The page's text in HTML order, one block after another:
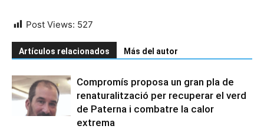
Post Views: 527
Artículos relacionados Más del autor
Compromís proposa un gran pla de
renaturalització per recuperar el verd
de Paterna i combatre la calor
extrema